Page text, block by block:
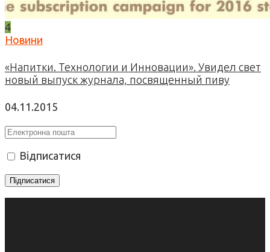
4
Новини
«Напитки. Технологии и Инновации». Увидел свет
новый выпуск журнала, посвященный пиву
04.11.2015
Відписатися